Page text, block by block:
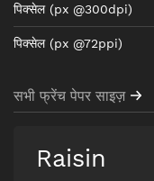
पिक्सेल(px @300dpi)
पिक्सेल(px @72ppi)
सभी फ्रेंच पेपर साइज़
Raisin